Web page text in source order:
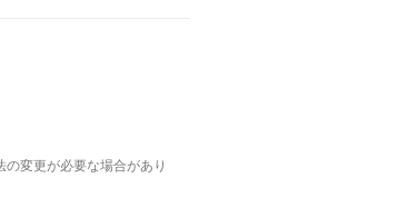
変更が必要な場合があり